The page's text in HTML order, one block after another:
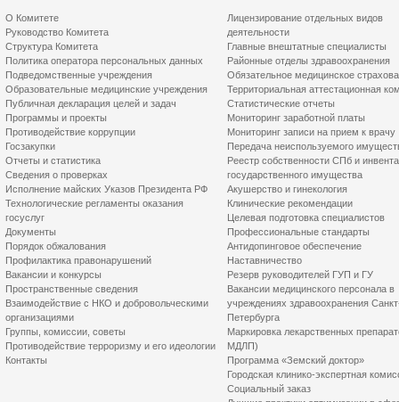
О Комитете
Руководство Комитета
Структура Комитета
Политика оператора персональных данных
Подведомственные учреждения
Образовательные медицинские учреждения
Публичная декларация целей и задач
Программы и проекты
Противодействие коррупции
Госзакупки
Отчеты и статистика
Сведения о проверках
Исполнение майских Указов Президента РФ
Технологические регламенты оказания
госуслуг
Документы
Порядок обжалования
Профилактика правонарушений
Вакансии и конкурсы
Пространственные сведения
Взаимодействие с НКО и добровольческими
организациями
Группы, комиссии, советы
Противодействие терроризму и его идеологии
Контакты
Лицензирование отдельных видов
деятельности
Главные внештатные специалисты
Районные отделы здравоохранения
Обязательное медицинское
Территориальная аттестационная
Статистические отчеты
Мониторинг заработной платы
Мониторинг записи на прием к врачу
Передача неиспользуемого
Реестр собственности СПб и
государственного имущества
Акушерство и гинекология
Клинические рекомендации
Целевая подготовка специалистов
Профессиональные стандарты
Антидопинговое обеспечение
Наставничество
Резерв руководителей ГУП и ГУ
Вакансии медицинского персонала в
учреждениях здравоохранения
Петербурга
Маркировка лекарственных
МДЛП)
Программа «Земский доктор»
Городская клинико-экспертная
Социальный заказ